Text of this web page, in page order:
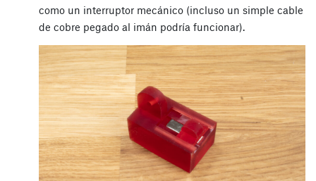
como un interruptor mecánico (incluso un simple cable
de cobre pegado al imán podría funcionar).